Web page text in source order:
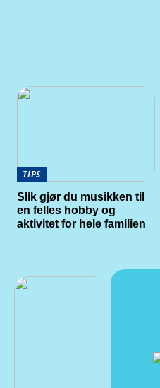
TIPS
Slik gjør du musikken til
en felles hobby og
aktivitet for hele familien